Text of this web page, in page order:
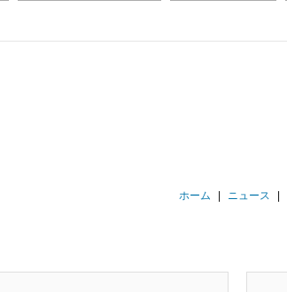
ホーム ニュース